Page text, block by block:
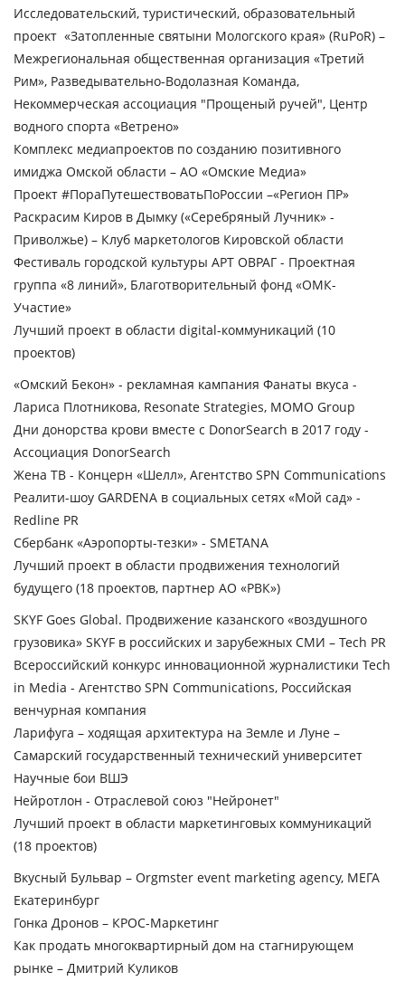
Исследовательский, туристический, образовательный
проект «Затопленные святыни Мологского края» (RuPoR) –
Межрегиональная общественная организация «Третий
Рим», Разведывательно-Водолазная Команда,
Некоммерческая ассоциация "Прощеный ручей", Центр
водного спорта «Ветрено»
Комплекс медиапроектов по созданию позитивного
имиджа Омской области – АО «Омские Медиа»
Проект #ПораПутешествоватьПоРоссии –«Регион ПР»
Раскрасим Киров в Дымку («Серебряный Лучник» -
Приволжье) – Клуб маркетологов Кировской области
Фестиваль городской культуры АРТ ОВРАГ - Проектная
группа «8 линий», Благотворительный фонд «ОМК-
Участие»
Лучший проект в области digital-коммуникаций (10
проектов)
«Омский Бекон» - рекламная кампания Фанаты вкуса -
Лариса Плотникова, Resonate Strategies, MOMO Group
Дни донорства крови вместе с DonorSearch в 2017 году -
Ассоциация DonorSearch
Жена ТВ - Концерн «Шелл», Агентство SPN Communications
Реалити-шоу GARDENA в социальных сетях «Мой сад» -
Redline PR
Сбербанк «Аэропорты-тезки» - SMETANA
Лучший проект в области продвижения технологий
будущего (18 проектов, партнер АО «РВК»)
SKYF Goes Global. Продвижение казанского «воздушного
грузовика» SKYF в российских и зарубежных СМИ – Tech PR
Всероссийский конкурс инновационной журналистики Tech
in Media - Агентство SPN Communications, Российская
венчурная компания
Ларифуга – ходящая архитектура на Земле и Луне –
Самарский государственный технический университет
Научные бои ВШЭ
Нейротлон - Отраслевой союз "Нейронет"
Лучший проект в области маркетинговых коммуникаций
(18 проектов)
Вкусный Бульвар – Orgmster event marketing agency, МЕГА
Екатеринбург
Гонка Дронов – КРОС-Маркетинг
Как продать многоквартирный дом на стагнирующем
рынке – Дмитрий Куликов